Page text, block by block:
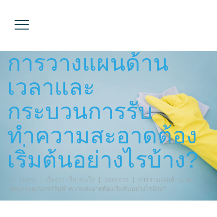
การวางแผนด้าน
เวลาและ
กระบวนการรับ
ทำความสะอาดต้อง
เริ่มต้นอย่างไรบ้าง?
เรื่องราวที่น่าสนใจ Services
การวางแผนด้านเวลา
และกระบวนการรับทำความสะอาดต้องเริ่มต้นอย่างไรบ้าง?